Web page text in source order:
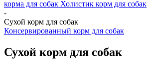
корма для собак Холистик корм для собак
-
Сухой корм для собак
Консервированный корм для собак
Сухой корм для собак